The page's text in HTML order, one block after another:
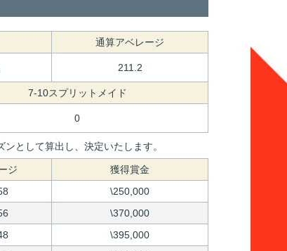
通算アベレージ
211.2
7-10スプリットメイド
0
として算出し、決定いたします。
ジ
獲得賞金
\250,000
\370,000
\395,000